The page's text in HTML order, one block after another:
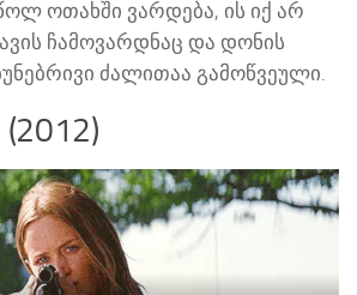
ოთახში ვარდება, ის იქ არ
ჩამოვარდნაც და დონის
ძალითაა გამოწვეული.